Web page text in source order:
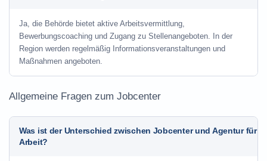
Ja, die Behörde bietet aktive Arbeitsvermittlung,
Bewerbungscoaching und Zugang zu Stellenangeboten. In der
Region werden regelmäßig Informationsveranstaltungen und
Maßnahmen angeboten.
Allgemeine Fragen zum Jobcenter
Was ist der Unterschied zwischen Jobcenter und Agentur für
Arbeit?